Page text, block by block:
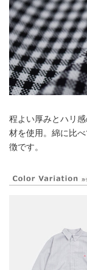
程よい厚みとハリ
材を使用。綿に比
徴です。